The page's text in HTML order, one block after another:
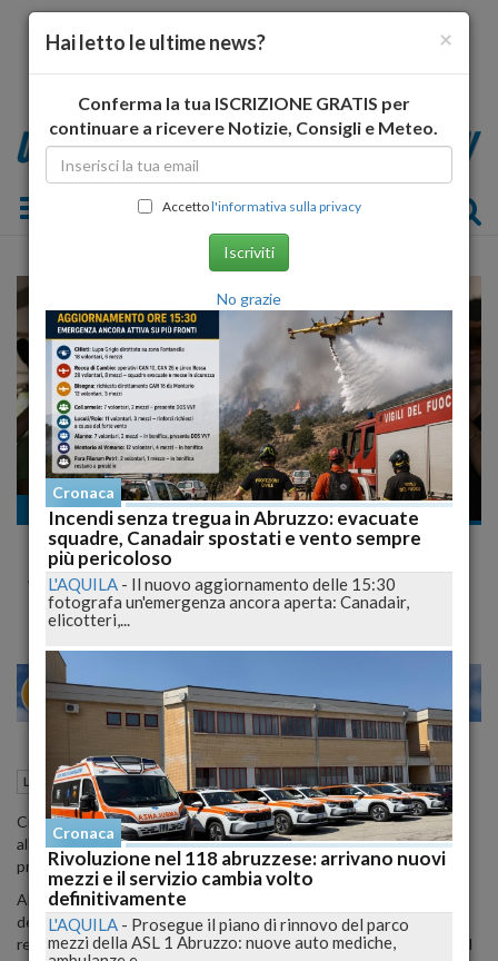
Toggle navigation
Lavoro
Lavoro: domani a Lanciano attivo UILM
Abruzzo con Palombella
MILANO 22
Lavoro Chieti (CH) 11 Ottobre 2012 13:19
Ci sara' anche il segretario generale della Uilm, Rocco Palombella,
all'attivo regionale del sindacato metalmeccanico della Uil in
programma domani a Lanciano nella sala Mazzini.
Alla riunione, che prendera' il via alle 9, parteciperanno oltre 200
delegati provenienti dalle aziende metalmeccaniche di tutta la
regione "per discutere della crisi nel settore metalmeccanico e del
×
Hai letto le ultime news?
Conferma la tua ISCRIZIONE GRATIS per
continuare a ricevere Notizie, Consigli e Meteo.
Accettol'informativa sulla privacy
Iscriviti
No grazie
Cronaca
Incendi senza tregua in Abruzzo: evacuate
squadre, Canadair spostati e vento sempre
più pericoloso
L'AQUILA - Il nuovo aggiornamento delle 15:30
fotografa un'emergenza ancora aperta: Canadair,
elicotteri,...
Cronaca
Rivoluzione nel 118 abruzzese: arrivano nuovi
mezzi e il servizio cambia volto
definitivamente
L'AQUILA - Prosegue il piano di rinnovo del parco
mezzi della ASL 1 Abruzzo: nuove auto mediche,